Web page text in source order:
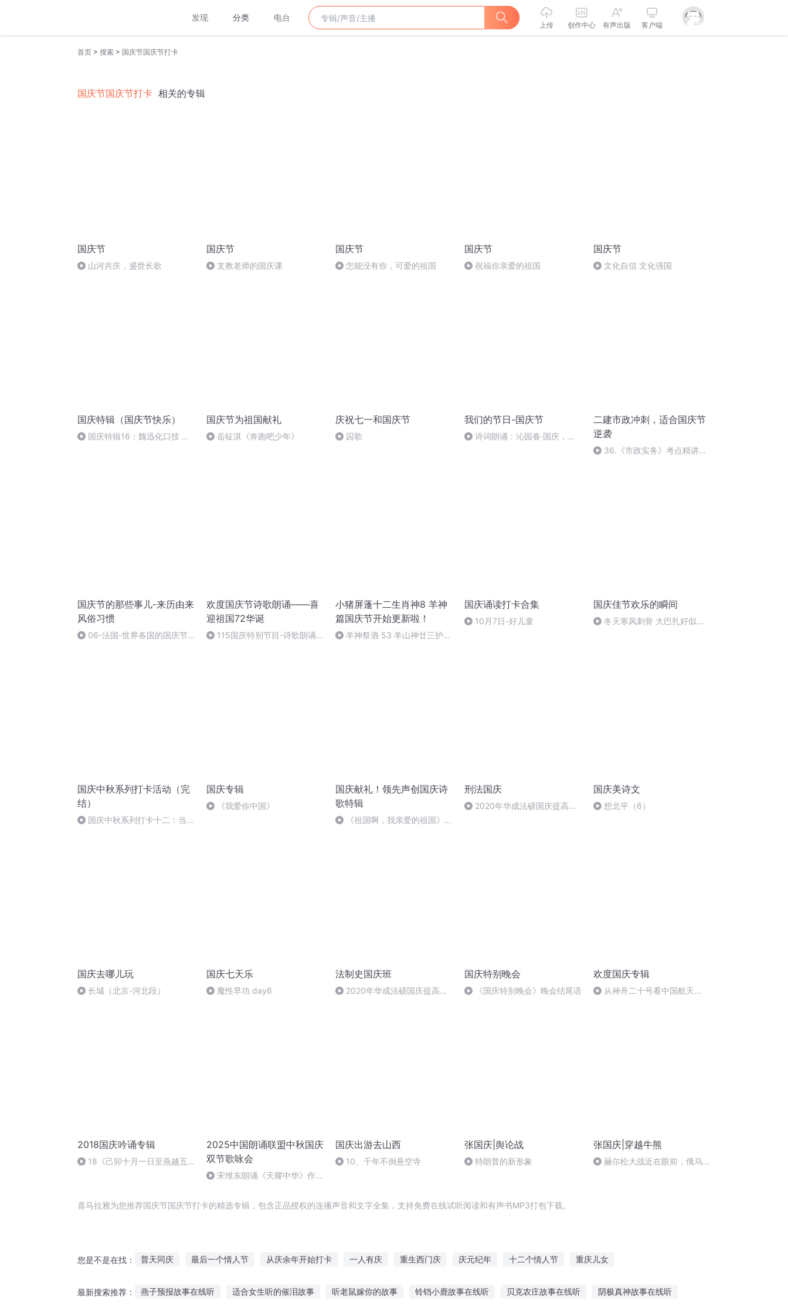
发现 分类 电台
上传 创作中心 有声出版 客户端
首页 > 搜索 > 国庆节国庆节打卡
国庆节国庆节打卡 相关的专辑
国庆节
山河共庆，盛世长歌
国庆节
支教老师的国庆课
国庆节
怎能没有你，可爱的祖国
国庆节
祝福你亲爱的祖国
国庆节
文化自信 文化强国
国庆特辑（国庆节快乐）
国庆特辑16：魏迅化口技 二
国庆节为祖国献礼
岳钲淇《奔跑吧少年》
庆祝七一和国庆节
囚歌
我们的节日-国庆节
诗词朗诵：沁园春·国庆，朗
二建市政冲刺，适合国庆节
逆袭
36.《市政实务》考点精讲第
国庆节的那些事儿-来历由来
风俗习惯
06-法国-世界各国的国庆节-
欢度国庆节诗歌朗诵——喜
迎祖国72华诞
115国庆特别节目-诗歌朗诵-
小猪屏蓬十二生肖神8 羊神
篇国庆节开始更新啦！
羊神祭酒 53 羊山神廿三护祭
国庆诵读打卡合集
10月7日-好儿童
国庆佳节欢乐的瞬间
冬天寒风刺骨 大巴扎好似温
国庆中秋系列打卡活动（完
结）
国庆中秋系列打卡十二：当阳
国庆专辑
《我爱你中国》
国庆献礼！领先声创国庆诗
歌特辑
《祖国啊，我亲爱的祖国》温
刑法国庆
2020年华成法硕国庆提高班
国庆美诗文
想北平（6）
国庆去哪儿玩
长城（北京-河北段）
国庆七天乐
魔性早功 day6
法制史国庆班
2020年华成法硕国庆提高班
国庆特别晚会
《国庆特别晚会》晚会结尾语
欢度国庆专辑
从神舟二十号看中国航天
2018国庆吟诵专辑
18《己卯十月一日至燕越五
2025中国朗诵联盟中秋国庆
双节歌咏会
宋维东朗诵《天耀中华》作
国庆出游去山西
10、千年不倒悬空寺
张国庆|舆论战
特朗普的新形象
张国庆|穿越牛熊
赫尔松大战近在眼前，俄乌冲
喜马拉雅为您推荐国庆节国庆节打卡的精选专辑，包含正品授权的连播声音和文字全集，支持免费在线试听阅读和有声书MP3打包下载。
您是不是在找： 普天同庆 最后一个情人节 从庆余年开始打卡 一人有庆 重生西门庆 庆元纪年 十二个情人节 重庆儿女
最新搜索推荐： 燕子预报故事在线听 适合女生听的催泪故事 听老鼠嫁你的故事 铃铛小鹿故事在线听 贝克农庄故事在线听 阴极真神故事在线听